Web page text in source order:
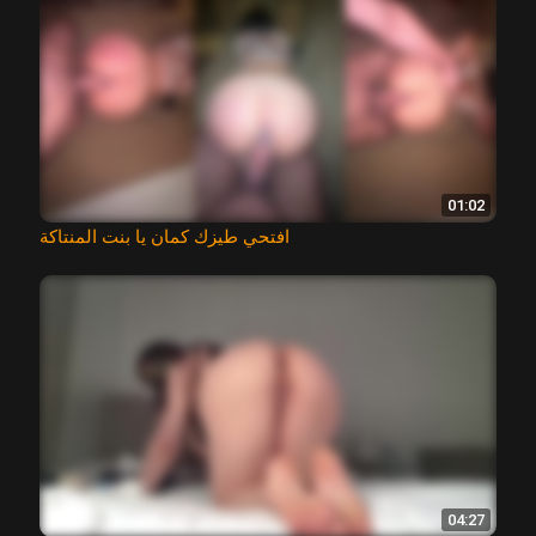
01:02
افتحي طيزك كمان يا بنت المنتاكة
04:27